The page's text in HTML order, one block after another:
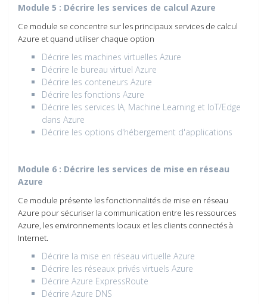
Module 5 : Décrire les services de calcul Azure
Ce module se concentre sur les principaux services de calcul
Azure et quand utiliser chaque option
Décrire les machines virtuelles Azure
Décrire le bureau virtuel Azure
Décrire les conteneurs Azure
Décrire les fonctions Azure
Décrire les services IA, Machine Learning et IoT/Edge
dans Azure
Décrire les options d'hébergement d'applications
Module 6 : Décrire les services de mise en réseau
Azure
Ce module présente les fonctionnalités de mise en réseau
Azure pour sécuriser la communication entre les ressources
Azure, les environnements locaux et les clients connectés à
Internet.
Décrire la mise en réseau virtuelle Azure
Décrire les réseaux privés virtuels Azure
Décrire Azure ExpressRoute
Décrire Azure DNS